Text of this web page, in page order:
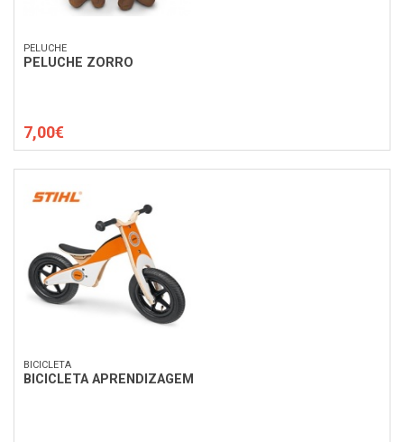
PELUCHE
PELUCHE ZORRO
7,00€
BICICLETA
BICICLETA APRENDIZAGEM